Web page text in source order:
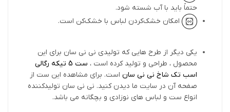
حتماً باید با آب شسته شود.
امکان خشک‌کردن لباس با خشک‌کن است.
یکی دیگر از طرح هایی که تولیدی نی نی سان برای این
محصول ، طراحی و تولید کرده است ،
ست 5 تیکه رگالی
اسب تک شاخ نی نی سان است. برای مشاهده این ست از
صفحه آن در سایت ما دیدن کنید. نی نی سان تولیدکننده
انواع ست و لباس های نوزادی و بچگانه می باشد.